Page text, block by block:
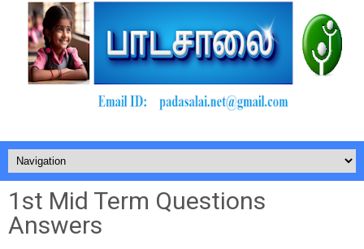
1st Mid Term Questions
Answers